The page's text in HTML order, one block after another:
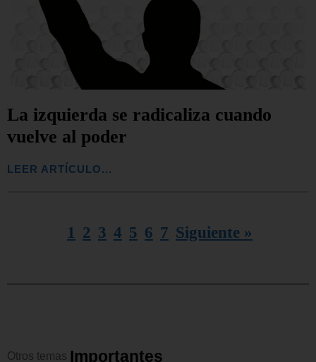
La izquierda se radicaliza cuando
vuelve al poder
LEER ARTÍCULO...
1 2 3 4 5 6 7 Siguiente »
Otros temas Importantes